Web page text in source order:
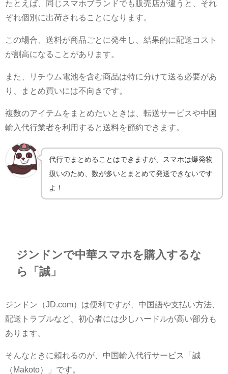
たとえば、同じスマホブランドでも販売店が違うと、それ
ぞれ個別に出荷されることになります。
この場合、送料が商品ごとに発生し、結果的に配送コスト
が割高になることがあります。
また、リチウム電池を含む商品は特に分けて送る必要があ
り、まとめ買いには不向きです。
複数のアイテムをまとめたいときは、転送サービスや中国
輸入代行業者を利用すると送料を節約できます。
代行でまとめることはできますが、スマホは爆発物
扱いのため、数が多いとまとめて発送できないです
よ！
ジンドンで中華スマホを購入するな
ら「誠」
ジンドン（JD.com）は便利ですが、中国語や支払い方法、
配送トラブルなど、初心者には少しハードルが高い部分も
あります。
そんなときに頼れるのが、中国輸入代行サービス「誠
（Makoto）」です。